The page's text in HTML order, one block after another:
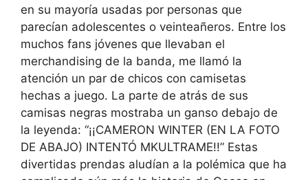
en su mayoría usadas por personas que
parecían adolescentes o veinteañeros. Entre los
muchos fans jóvenes que llevaban el
merchandising de la banda, me llamó la
atención un par de chicos con camisetas
hechas a juego. La parte de atrás de sus
camisas negras mostraba un ganso debajo de
la leyenda: “¡¡CAMERON WINTER (EN LA FOTO
DE ABAJO) INTENTÓ MKULTRAME!!” Estas
divertidas prendas aludían a la polémica que ha